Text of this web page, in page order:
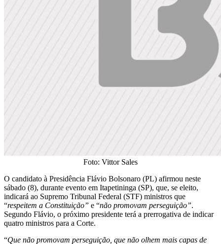
Foto: Vittor Sales
O candidato à Presidência Flávio Bolsonaro (PL) afirmou neste
sábado (8), durante evento em Itapetininga (SP), que, se eleito,
indicará ao Supremo Tribunal Federal (STF) ministros que
“respeitem a Constituição” e “não promovam perseguição”.
Segundo Flávio, o próximo presidente terá a prerrogativa de indicar
quatro ministros para a Corte.
“Que não promovam perseguição, que não olhem mais capas de